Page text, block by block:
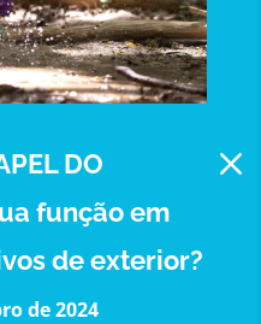
DO
função em
de exterior?
de 2024
M